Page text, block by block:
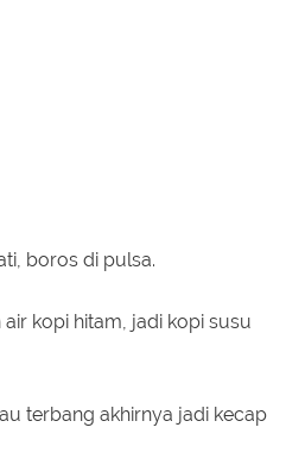
boros di pulsa.
kopi hitam, jadi kopi susu
terbang akhirnya jadi kecap